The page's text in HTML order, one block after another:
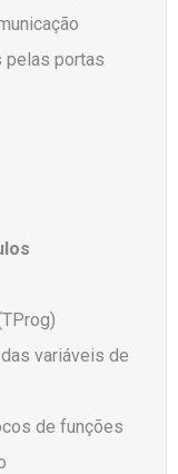
portas
variáveis de
de funções